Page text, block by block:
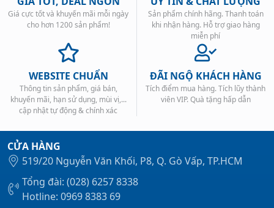
ăn như các loại bánh Protien Bar trên thị trường.
Nguồn Protein thay thế tốt cho người bận rộn, người
có chế độ dinh dưỡng khoa học. Vị ngon tuyệt vời khó
Giá cực tốt và khuyến mãi mỗi ngày
cho hơn 1200 sản phẩm!
Sản phẩm chính hãng. Thanh toán
khi nhận hàng. Hỗ trợ giao hàng
miễn phí
WEBSITE CHUẨN
Thông tin sản phẩm, giá bán,
khuyến mãi, hạn sử dụng, mùi vị,...
cập nhật tự động & chính xác
ĐÃI NGỘ KHÁCH HÀNG
Tích điểm mua hàng. Tích lũy thành
viên VIP. Quà tặng hấp dẫn
CỬA HÀNG
519/20 Nguyễn Văn Khối, P8, Q. Gò Vấp, TP.HCM
Tổng đài: (028) 6257 8338
Hotline: 0969 8383 69